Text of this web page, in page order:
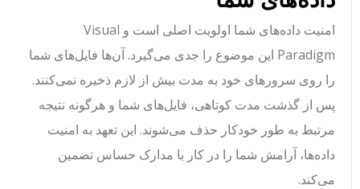
امنیت داده‌های شما اولویت اصلی است و Visual
Paradigm این موضوع را جدی می‌گیرد. آن‌ها فایل‌های شما
را روی سرورهای خود به مدت بیش از لازم ذخیره نمی‌کنند.
پس از گذشت مدت کوتاهی، فایل‌های شما و هرگونه نتیجه
مرتبط به طور خودکار حذف می‌شوند. این تعهد به امنیت
داده‌ها، آرامش شما را در کار با مدارک حساس تضمین
می‌کند.